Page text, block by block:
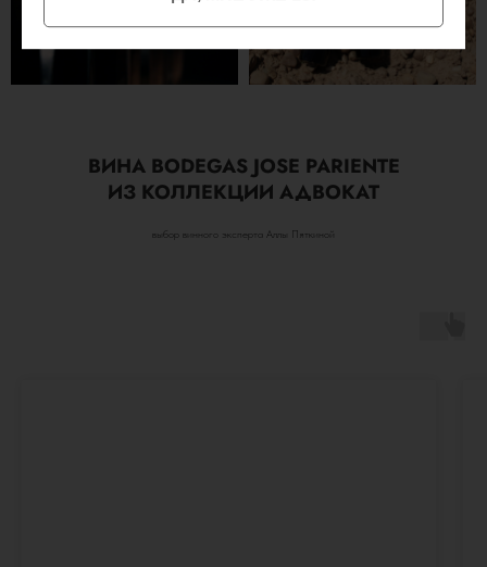
ВИНА BODEGAS JOSE PARIENTE
ИЗ КОЛЛЕКЦИИ АДВОКАТ
выбор винного эксперта Аллы Пяткиной